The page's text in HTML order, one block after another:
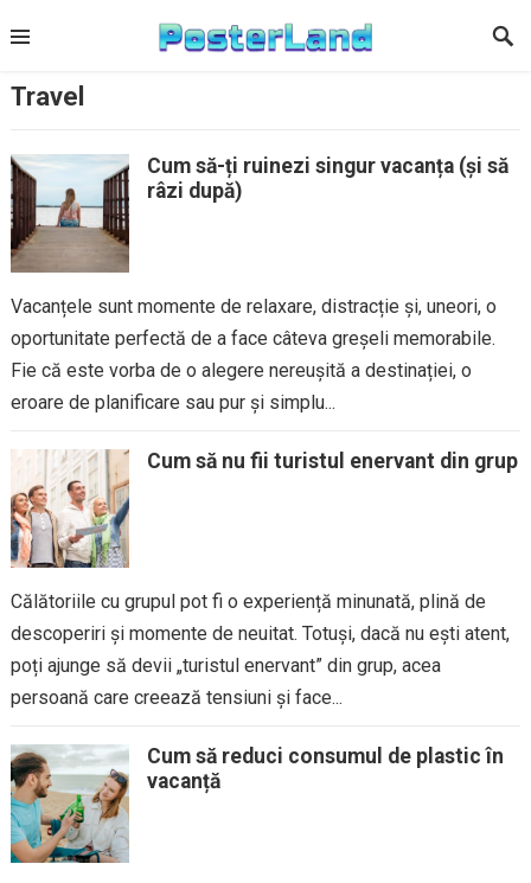
to
Travel
Cum să-ți ruinezi singur vacanța (și să
râzi după)
Vacanțele sunt momente de relaxare, distracție și, uneori, o
oportunitate perfectă de a face câteva greșeli memorabile.
Fie că este vorba de o alegere nereușită a destinației, o
eroare de planificare sau pur și simplu...
Cum să nu fii turistul enervant din grup
Călătoriile cu grupul pot fi o experiență minunată, plină de
descoperiri și momente de neuitat. Totuși, dacă nu ești atent,
poți ajunge să devii „turistul enervant” din grup, acea
persoană care creează tensiuni și face...
Cum să reduci consumul de plastic în
vacanță